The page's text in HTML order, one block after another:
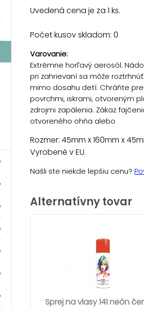
Uvedená cena je za 1 ks.
Počet kusov skladom: 0
Varovanie:
Extrémne horľavý aerosól.
pri zahrievaní sa môže
mimo dosahu detí. Chráňte
povrchmi, iskrami, otvoreným
zdrojmi zapálenia. Zákaz
otvoreného ohňa alebo
Rozmer: 45mm x 160mm x
Vyrobené v EU.
Našli ste niekde lepšiu cenu?
Alternatívny tovar
Sprej na vlasy 141 neón